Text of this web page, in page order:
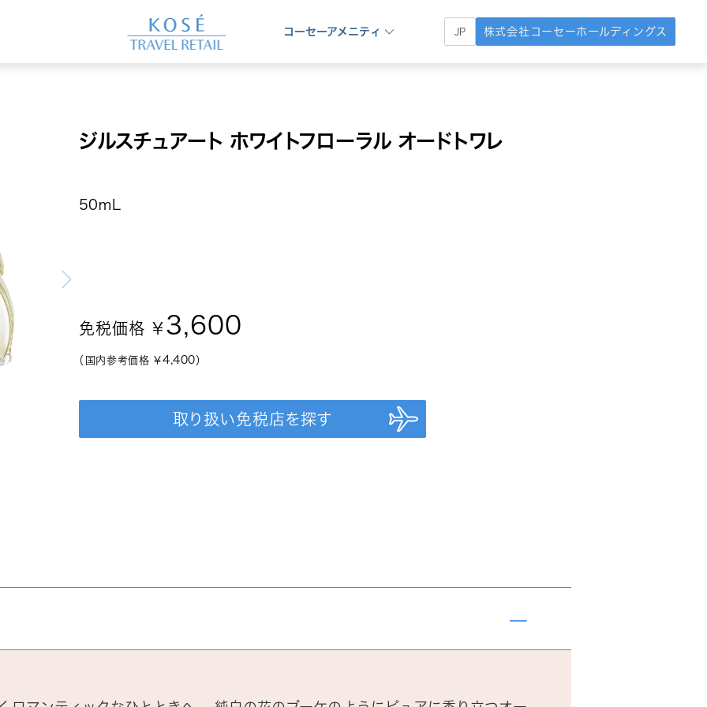
コーセーアメニティ JP 株式会社コーセーホールディングス
ジルスチュアート ホワイトフローラル オードトワレ
50ｍL
免税価格 ￥ 3,600
（国内参考価格 ￥4,400）
取り扱い免税店を探す